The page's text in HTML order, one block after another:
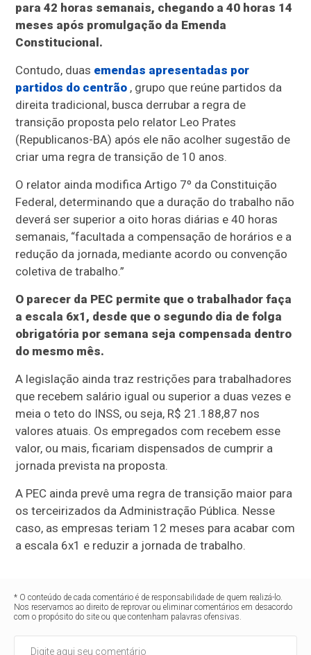
para 42 horas semanais, chegando a 40 horas 14
meses após promulgação da Emenda
Constitucional.
Contudo, duas emendas apresentadas por
partidos do centrão , grupo que reúne partidos da
direita tradicional, busca derrubar a regra de
transição proposta pelo relator Leo Prates
(Republicanos-BA) após ele não acolher sugestão de
criar uma regra de transição de 10 anos.
O relator ainda modifica Artigo 7º da Constituição
Federal, determinando que a duração do trabalho não
deverá ser superior a oito horas diárias e 40 horas
semanais, “facultada a compensação de horários e a
redução da jornada, mediante acordo ou convenção
coletiva de trabalho.”
O parecer da PEC permite que o trabalhador faça
a escala 6x1, desde que o segundo dia de folga
obrigatória por semana seja compensada dentro
do mesmo mês.
A legislação ainda traz restrições para trabalhadores
que recebem salário igual ou superior a duas vezes e
meia o teto do INSS, ou seja, R$ 21.188,87 nos
valores atuais. Os empregados com recebem esse
valor, ou mais, ficariam dispensados de cumprir a
jornada prevista na proposta.
A PEC ainda prevê uma regra de transição maior para
os terceirizados da Administração Pública. Nesse
caso, as empresas teriam 12 meses para acabar com
a escala 6x1 e reduzir a jornada de trabalho.
* O conteúdo de cada comentário é de responsabilidade de quem realizá-lo.
Nos reservamos ao direito de reprovar ou eliminar comentários em desacordo
com o propósito do site ou que contenham palavras ofensivas.